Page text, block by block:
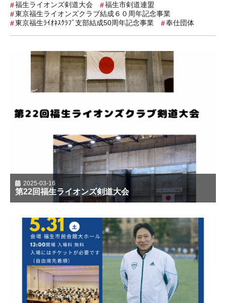
福生ライオンズ剣道大会
福生市剣道連盟
東京福生ライオンズクラブ結成６０周年記念事業
東京福生ﾗｲｵﾈｽｸﾗﾌﾞ支部結成50周年記念事業
奉仕団体
2025-03-16
第22回福生ライオンズ剣道大会